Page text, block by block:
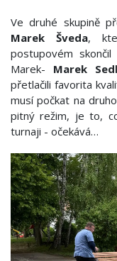
Ve druhé skupině
Marek Šveda,
postupovém
Marek- Marek
přetlačili favorita
musí počkat na
pitný režim, je to,
turnaji - očekává…